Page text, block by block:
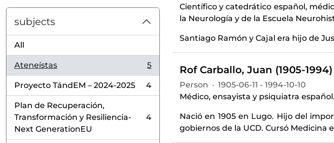
subjects
All
Ateneístas
, 5 results
5
Proyecto TándEM – 2024-2025
, 4 results
4
Plan de Recuperación,
Transformación y Resiliencia-
Next GenerationEU
, 4 results
4
Científico y catedrático español,
la Neurología y de la Escuela
Santiago Ramón y Cajal era hijo de
Rof Carballo, Juan (1905-1994)
Person · 1905-06-11 - 1994-10-10
Médico, ensayista y psiquiatra español.
Nació en 1905 en Lugo. Hijo del
gobiernos de la UCD. Cursó Medicina